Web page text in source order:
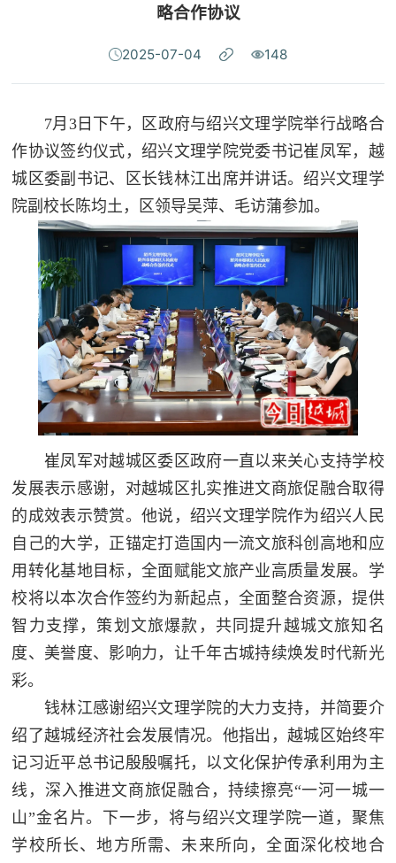
略合作协议
2025-07-04 148
7月3日下午，区政府与绍兴文理学院举行战略合
作协议签约仪式，绍兴文理学院党委书记崔凤军，越
城区委副书记、区长钱林江出席并讲话。绍兴文理学
院副校长陈均土，区领导吴萍、毛访蒲参加。
崔凤军对越城区委区政府一直以来关心支持学校
发展表示感谢，对越城区扎实推进文商旅促融合取得
的成效表示赞赏。他说，绍兴文理学院作为绍兴人民
自己的大学，正锚定打造国内一流文旅科创高地和应
用转化基地目标，全面赋能文旅产业高质量发展。学
校将以本次合作签约为新起点，全面整合资源，提供
智力支撑，策划文旅爆款，共同提升越城文旅知名
度、美誉度、影响力，让千年古城持续焕发时代新光
彩。
钱林江感谢绍兴文理学院的大力支持，并简要介
绍了越城经济社会发展情况。他指出，越城区始终牢
记习近平总书记殷殷嘱托，以文化保护传承利用为主
线，深入推进文商旅促融合，持续擦亮“一河一城一
山”金名片。下一步，将与绍兴文理学院一道，聚焦
学校所长、地方所需、未来所向，全面深化校地合